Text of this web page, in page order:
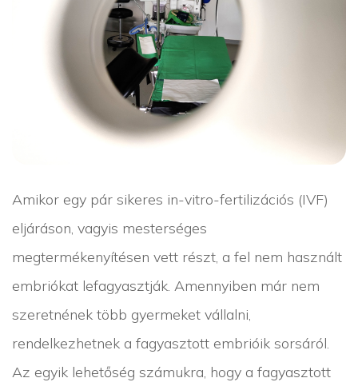
Amikor egy pár sikeres in-vitro-fertilizációs (IVF)
eljáráson, vagyis mesterséges
megtermékenyítésen vett részt, a fel nem használt
embriókat lefagyasztják. Amennyiben már nem
szeretnének több gyermeket vállalni,
rendelkezhetnek a fagyasztott embrióik sorsáról.
Az egyik lehetőség számukra, hogy a fagyasztott